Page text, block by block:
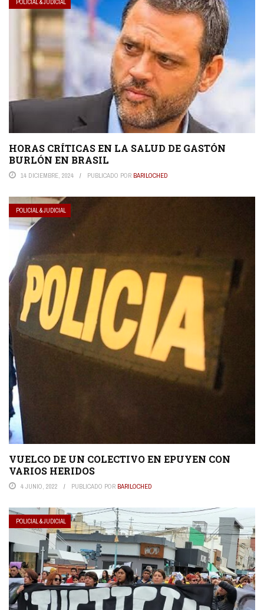
POLICIAL & JUDICIAL
HORAS CRÍTICAS EN LA SALUD DE GASTÓN
BURLÓN EN BRASIL
14 DICIEMBRE, 2024 PUBLICADO POR BARILOCHED
POLICIAL & JUDICIAL
VUELCO DE UN COLECTIVO EN EPUYEN CON
VARIOS HERIDOS
4 JUNIO, 2022 PUBLICADO POR BARILOCHED
POLICIAL & JUDICIAL